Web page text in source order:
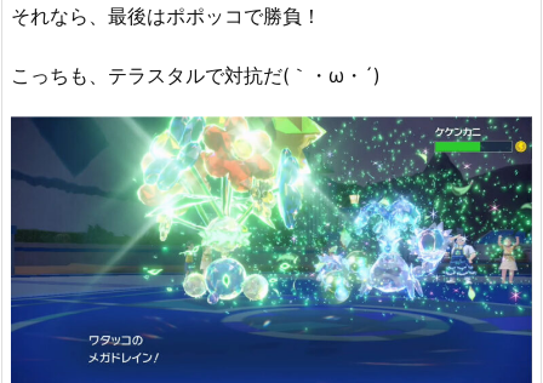
それなら、最後はポポッコで勝負！
こっちも、テラスタルで対抗だ(｀・ω・´)